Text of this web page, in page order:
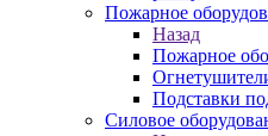
Пожарное
Назад
Пожарное
Подставки
Силовое